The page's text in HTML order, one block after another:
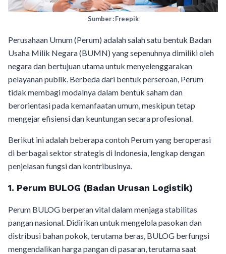
Sumber : Freepik
Perusahaan Umum (Perum) adalah salah satu bentuk Badan
Usaha Milik Negara (BUMN) yang sepenuhnya dimiliki oleh
negara dan bertujuan utama untuk menyelenggarakan
pelayanan publik. Berbeda dari bentuk perseroan, Perum
tidak membagi modalnya dalam bentuk saham dan
berorientasi pada kemanfaatan umum, meskipun tetap
mengejar efisiensi dan keuntungan secara profesional.
Berikut ini adalah beberapa contoh Perum yang beroperasi
di berbagai sektor strategis di Indonesia, lengkap dengan
penjelasan fungsi dan kontribusinya.
1. Perum BULOG (Badan Urusan Logistik)
Perum BULOG berperan vital dalam menjaga stabilitas
pangan nasional. Didirikan untuk mengelola pasokan dan
distribusi bahan pokok, terutama beras, BULOG berfungsi
mengendalikan harga pangan di pasaran, terutama saat